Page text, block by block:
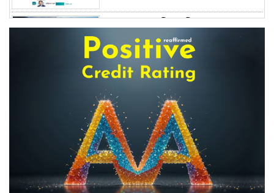
সংকট, দক্ষতার ঘাটতি এবং
পুনর্জাগরণের রূপরেখা